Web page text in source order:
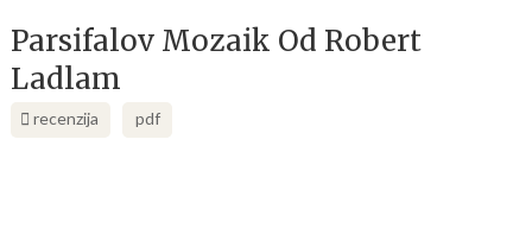
Parsifalov Mozaik Od Robert
Ladlam
recenzija pdf